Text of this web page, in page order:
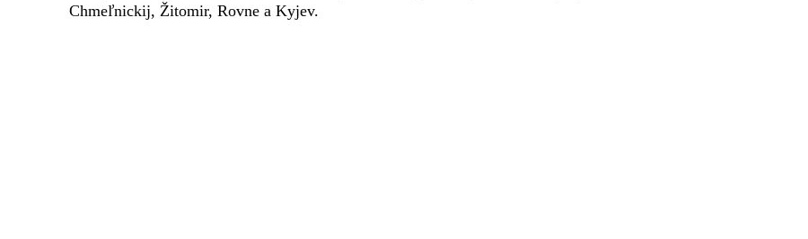
Chmeľnickij, Žitomir, Rovne a Kyjev.